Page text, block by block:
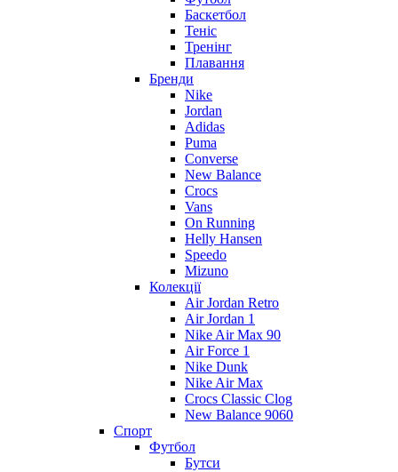
Баскетбол
Теніс
Тренінг
Плавання
Бренди
Nike
Jordan
Adidas
Puma
Converse
New Balance
Crocs
Vans
On Running
Helly Hansen
Speedo
Mizuno
Колекції
Air Jordan Retro
Air Jordan 1
Nike Air Max 90
Air Force 1
Nike Dunk
Nike Air Max
Crocs Classic Clog
New Balance 9060
Спорт
Футбол
Бутси